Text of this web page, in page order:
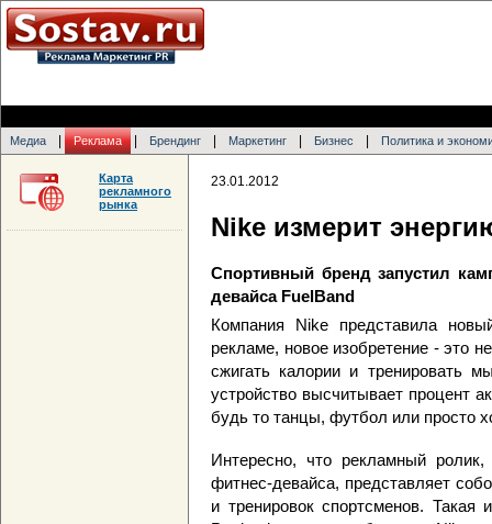
Медиа Реклама Брендинг Маркетинг Бизнес Политика и
23.01.2012
Nike измерит
Спортивный бренд запустил
девайса FuelBand
Компания Nike представила
рекламе, новое изобретение - это
сжигать калории и тренировать
устройство высчитывает процент
будь то танцы, футбол или просто
Интересно, что рекламный
фитнес-девайса, представляет
и тренировок спортсменов.
Карта
рекламного
рынка